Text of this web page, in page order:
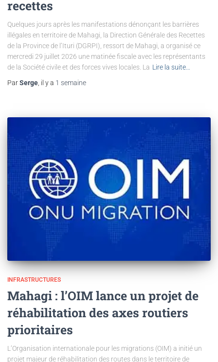
recettes
Quelques jours après les manifestations dénonçant les barrières
illégales en territoire de Mahagi, la Direction Générale des Recettes
de la Province de l’Ituri (DGRPI), ressort de Mahagi, a organisé ce
mercredi 29 juillet 2026 une matinée fiscale avec les représentants
de la Société civile et des forces vives locales. La Lire la suite…
ParSerge, il y a 1 semaine
INFRASTRUCTURES
Mahagi : l’OIM lance un projet de
réhabilitation des axes routiers
prioritaires
L’Organisation internationale pour les migrations (OIM) a initié un
projet majeur de réhabilitation des routes dans le territoire de